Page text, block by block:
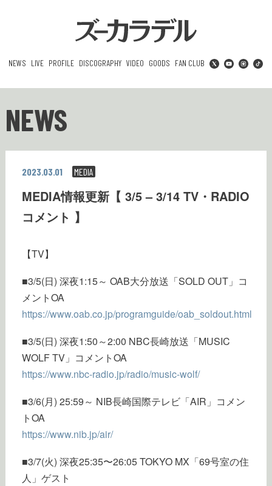
NEWS LIVE PROFILE DISCOGRAPHY VIDEO GOODS FAN CLUB
NEWS
2023.03.01 MEDIA
MEDIA情報更新【 3/5 – 3/14 TV・RADIO
コメント 】
【TV】
■3/5(日) 深夜1:15～ OAB大分放送「SOLD OUT」コ
メントOA
https://www.oab.co.jp/programguide/oab_soldout.html
■3/5(日) 深夜1:50～2:00 NBC長崎放送「MUSIC
WOLF TV」コメントOA
https://www.nbc-radio.jp/radio/music-wolf/
■3/6(月) 25:59～ NIB長崎国際テレビ「AIR」コメン
トOA
https://www.nib.jp/air/
■3/7(火) 深夜25:35〜26:05 TOKYO MX「69号室の住
人」ゲスト